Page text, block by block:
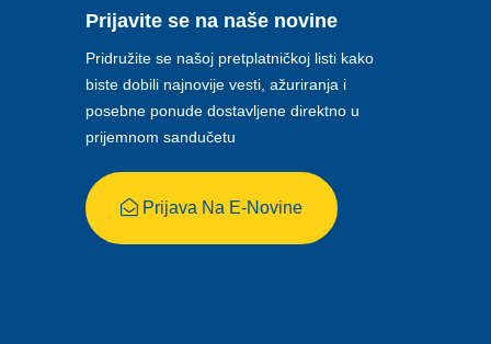
Prijavite se na naše novine
Pridružite se našoj pretplatničkoj listi kako
biste dobili najnovije vesti, ažuriranja i
posebne ponude dostavljene direktno u
prijemnom sandučetu
Prijava Na E-Novine